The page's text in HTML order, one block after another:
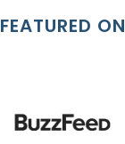
FEATURED ON